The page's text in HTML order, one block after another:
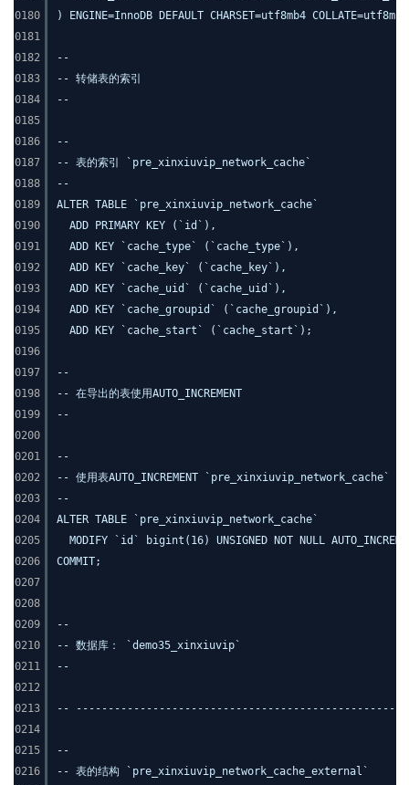
0180
0181
0182
0183
0184
0185
0186
0187
0188
0189
0190
0191
0192
0193
0194
0195
0196
0197
0198
0199
0200
0201
0202
0203
0204
0205
0206
0207
0208
0209
0210
0211
0212
0213
0214
0215
0216
) ENGINE=InnoDB DEFAULT CHARSET=utf8mb4
--
-- 转储表的索引
--
--
-- 表的索引 `pre_xinxiuvip_network_cache`
--
ALTER TABLE `pre_xinxiuvip_network_cache`
ADD PRIMARY KEY (`id`),
ADD KEY `cache_type` (`cache_type`),
ADD KEY `cache_key` (`cache_key`),
ADD KEY `cache_uid` (`cache_uid`),
ADD KEY `cache_groupid` (`cache_groupid`),
ADD KEY `cache_start` (`cache_start`);
--
-- 在导出的表使用AUTO_INCREMENT
--
--
-- 使用表AUTO_INCREMENT `pre_xinxiuvip_network_cache`
--
ALTER TABLE `pre_xinxiuvip_network_cache`
MODIFY `id` bigint(16) UNSIGNED NOT NULL
COMMIT;
--
-- 数据库： `demo35_xinxiuvip`
--
--
--
-- 表的结构 `pre_xinxiuvip_network_cache_external`